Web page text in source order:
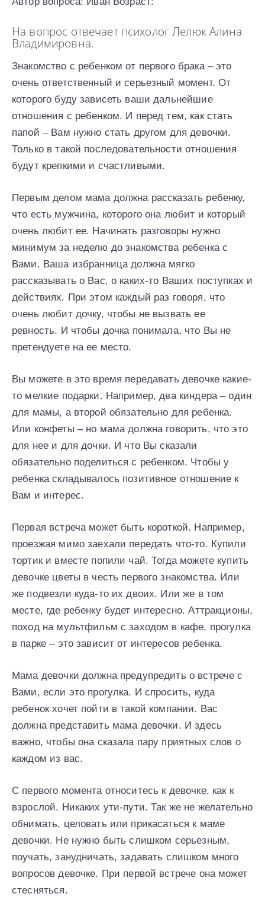
На вопрос отвечает психолог Лелюк Алина
Владимировна.
Знакомство с ребенком от первого брака – это
очень ответственный и серьезный момент. От
которого буду зависеть ваши дальнейшие
отношения с ребенком. И перед тем, как стать
папой – Вам нужно стать другом для девочки.
Только в такой последовательности отношения
будут крепкими и счастливыми.
Первым делом мама должна рассказать ребенку,
что есть мужчина, которого она любит и который
очень любит ее. Начинать разговоры нужно
минимум за неделю до знакомства ребенка с
Вами. Ваша избранница должна мягко
рассказывать о Вас, о каких-то Ваших поступках и
действиях. При этом каждый раз говоря, что
очень любит дочку, чтобы не вызвать ее
ревность. И чтобы дочка понимала, что Вы не
претендуете на ее место.
Вы можете в это время передавать девочке какие-
то мелкие подарки. Например, два киндера – один
для мамы, а второй обязательно для ребенка.
Или конфеты – но мама должна говорить, что это
для нее и для дочки. И что Вы сказали
обязательно поделиться с ребенком. Чтобы у
ребенка складывалось позитивное отношение к
Вам и интерес.
Первая встреча может быть короткой. Например,
проезжая мимо заехали передать что-то. Купили
тортик и вместе попили чай. Тогда можете купить
девочке цветы в честь первого знакомства. Или
же подвезли куда-то их двоих. Или же в том
месте, где ребенку будет интересно. Аттракционы,
поход на мультфильм с заходом в кафе, прогулка
в парке – это зависит от интересов ребенка.
Мама девочки должна предупредить о встрече с
Вами, если это прогулка. И спросить, куда
ребенок хочет пойти в такой компании. Вас
должна представить мама девочки. И здесь
важно, чтобы она сказала пару приятных слов о
каждом из вас.
С первого момента относитесь к девочке, как к
взрослой. Никаких ути-пути. Так же не желательно
обнимать, целовать или прикасаться к маме
девочки. Не нужно быть слишком серьезным,
поучать, занудничать, задавать слишком много
вопросов девочке. При первой встрече она может
стесняться.